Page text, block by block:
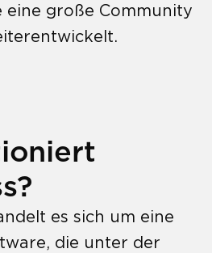
große Community
es sich um eine
die unter der